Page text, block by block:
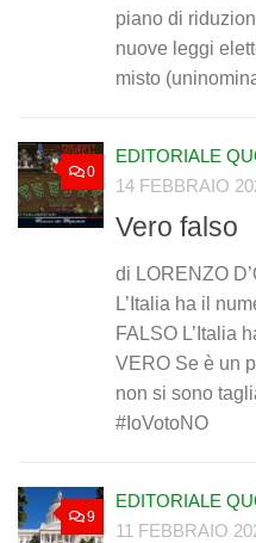
piano di
nuove leggi
misto
0
EDITORIALE
14 FEBBRAIO
Vero falso
di LORENZO
L’Italia ha il
FALSO L’Italia
VERO Se è un
non si sono
#IoVotoNO
9
EDITORIALE
11 FEBBRAIO